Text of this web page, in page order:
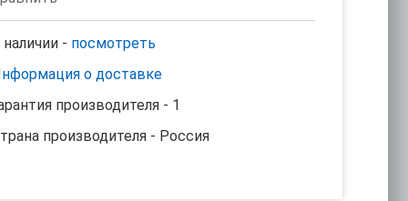
наличии - посмотреть
о доставке
производителя - 1
производителя - Россия